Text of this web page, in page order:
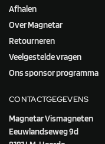
Afhalen
Over Magnetar
Retourneren
Veelgestelde vragen
Ons sponsor programma
CONTACTGEGEVENS
Magnetar Vismagneten
Eeuwlandseweg 9d